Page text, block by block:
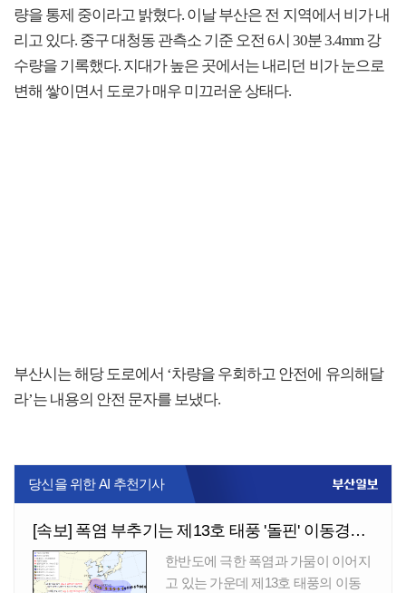
량을 통제 중이라고 밝혔다. 이날 부산은 전 지역에서 비가 내
리고 있다. 중구 대청동 관측소 기준 오전 6시 30분 3.4mm 강
수량을 기록했다. 지대가 높은 곳에서는 내리던 비가 눈으로
변해 쌓이면서 도로가 매우 미끄러운 상태다.
부산시는 해당 도로에서 ‘차량을 우회하고 안전에 유의해달
라’는 내용의 안전 문자를 보냈다.